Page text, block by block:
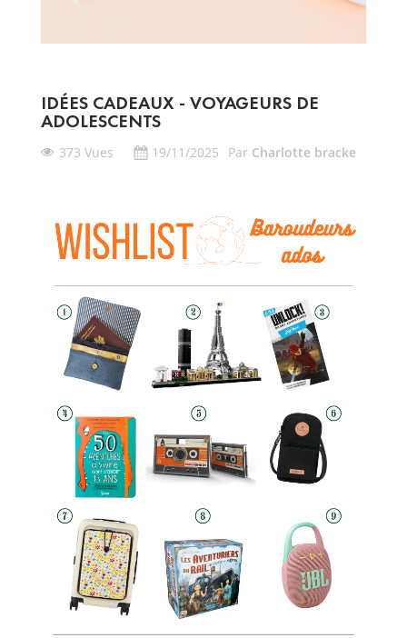
IDÉES CADEAUX - VOYAGEURS DE
ADOLESCENTS
373 Vues 19/11/2025 Par Charlotte bracke